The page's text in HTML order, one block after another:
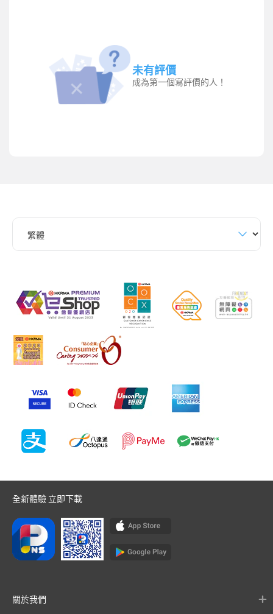
未有評價
成為第一個寫評價的人！
全新體驗 立即下載
關於我們